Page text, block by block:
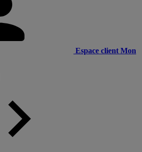
Espace client Mon